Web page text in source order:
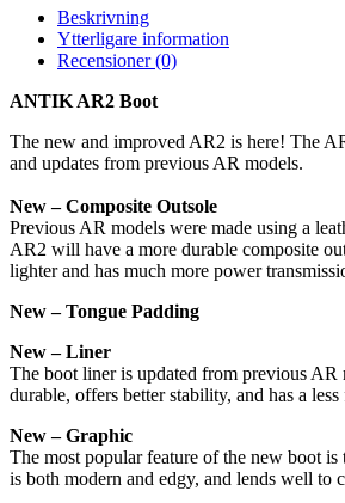
Beskrivning
Ytterligare information
Recensioner (0)
ANTIK AR2 Boot
The new and improved AR2 is here! The
and updates from previous AR models.
New – Composite Outsole
Previous AR models were made using a
AR2 will have a more durable composite
lighter and has much more power
New – Tongue Padding
New – Liner
The boot liner is updated from previous AR
durable, offers better stability, and has a
New – Graphic
The most popular feature of the new boot is
is both modern and edgy, and lends well to